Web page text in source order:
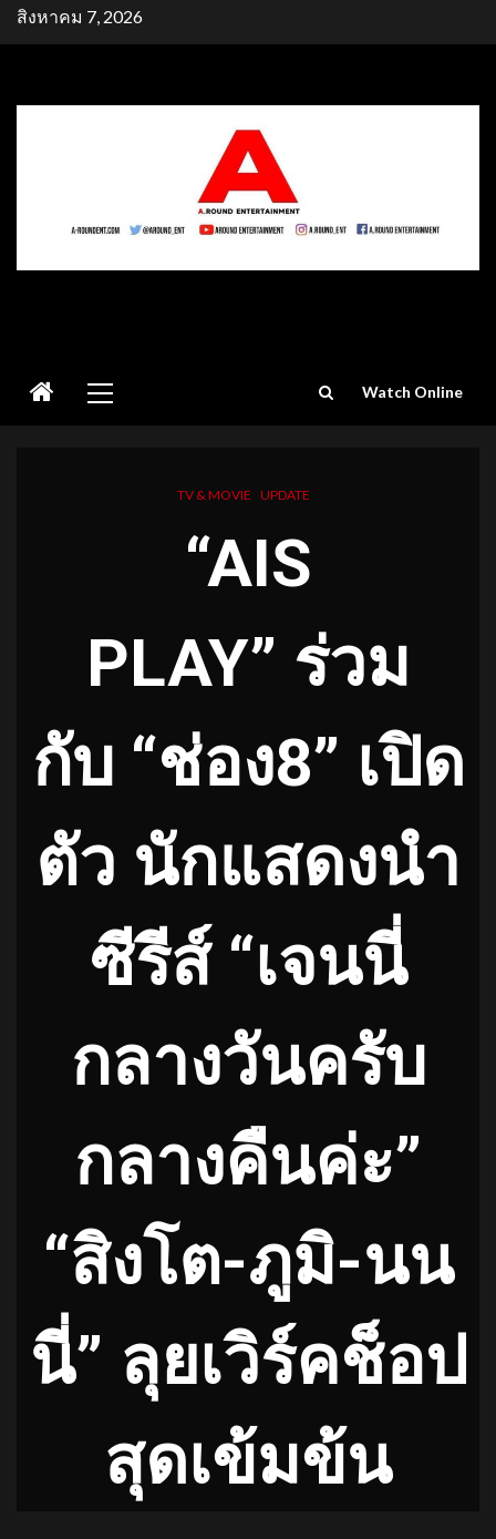
Skipสิงหาคม 7, 2026
Menu
Watch Online
TV & MOVIE UPDATE
“AIS
PLAY” ร่วม
กับ “ช่อง8” เปิด
ตัว นักแสดงนำ
ซีรีส์ “เจนนี่
กลางวันครับ
กลางคืนค่ะ”
“สิงโต-ภูมิ-นน
นี่” ลุยเวิร์คช็อป
สุดเข้มข้น